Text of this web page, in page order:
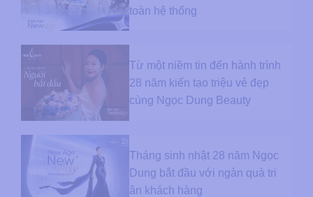
toàn hệ thống
Từ một niềm tin đến hành trình
28 năm kiến tạo triệu vẻ đẹp
cùng Ngọc Dung Beauty
Tháng sinh nhật 28 năm Ngọc
Dung bắt đầu với ngàn quà tri
ân khách hàng